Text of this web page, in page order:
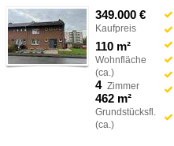
349.000 €
Kaufpreis
110 m²
Wohnfläche
(ca.)
4 Zimmer
462 m²
Grundstücksfl.
(ca.)